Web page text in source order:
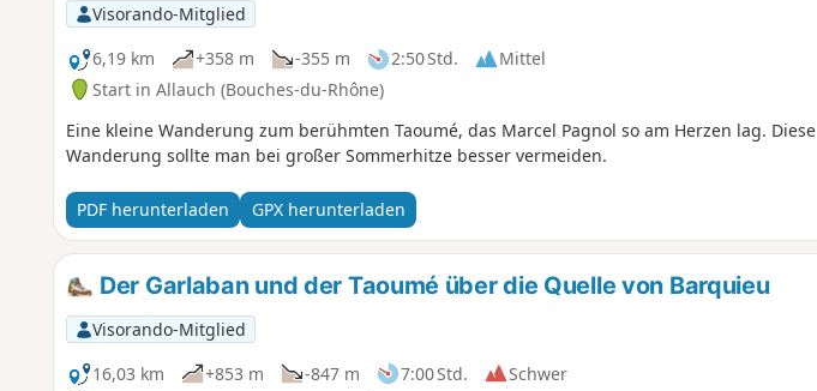
Visorando-Mitglied
6,19 km
+358 m -355 m 2:50 Std.
Mittel
Start in Allauch (Bouches-du-Rhône)
Eine kleine Wanderung zum berühmten Taoumé, das Marcel Pagnol so am Herzen lag. Diese
Wanderung sollte man bei großer Sommerhitze besser vermeiden.
PDF herunterladen GPX herunterladen
Der Garlaban und der Taoumé über die Quelle von Barquieu
Visorando-Mitglied
16,03 km
+853 m -847 m 7:00 Std.
Schwer